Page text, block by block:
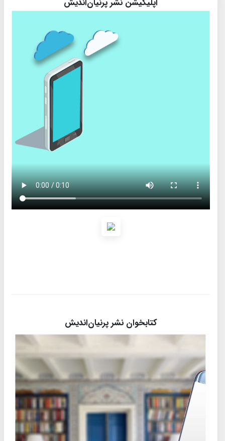
اپلیکیشن نشر پرنیان‌اندیش
کتابخوان نشر پرنیان‌اندیش